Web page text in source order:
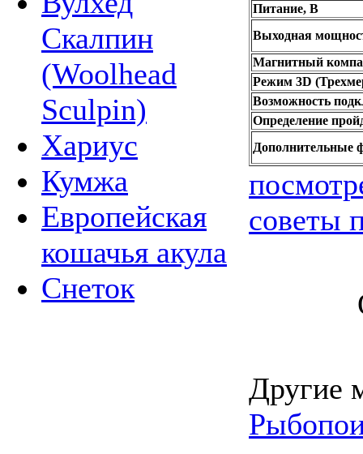
Скалпин
(Woolhead
Sculpin)
Хариус
Кумжа
Европейская
кошачья акула
Снеток
Питание, В
Выходная
Магнитный
Режим 3D
Возможность
Определение
Дополнительные
советы
Другие